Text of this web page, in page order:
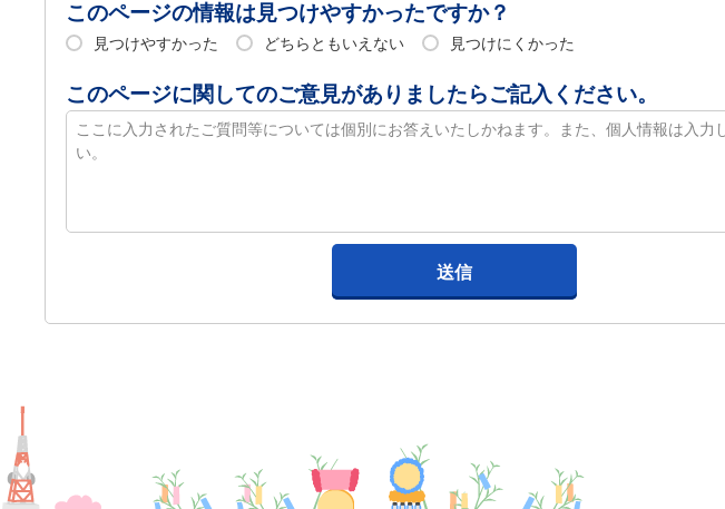
このページの情報は見つけやすかったですか？
見つけやすかった どちらともいえない 見つけにくかった
このページに関してのご意見がありましたらご記入ください。